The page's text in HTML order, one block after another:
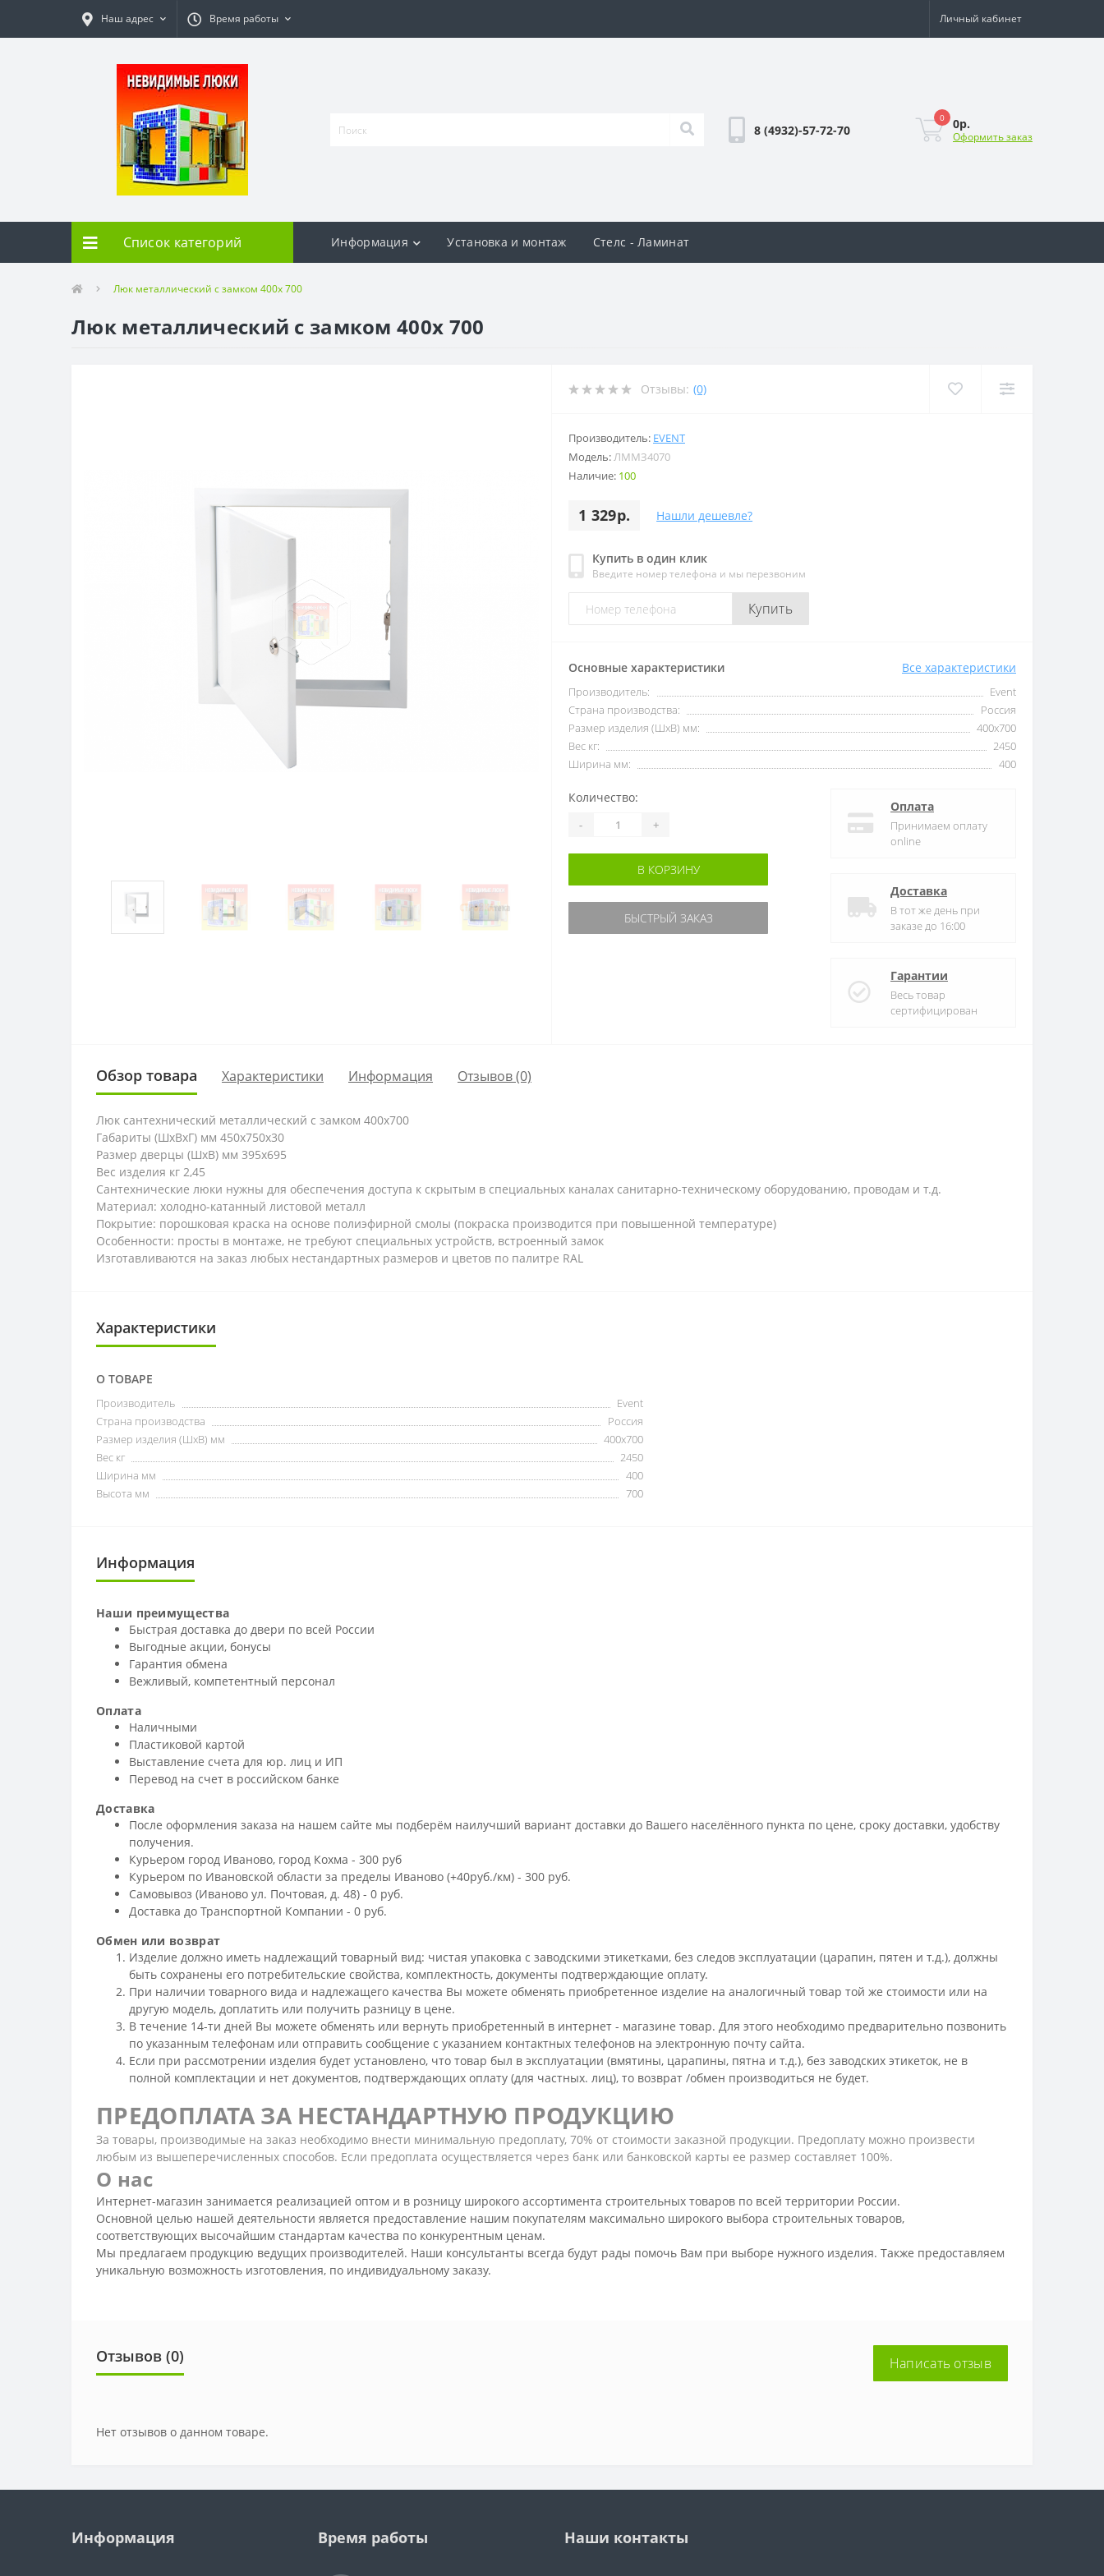
Наш адрес Время работы Личный кабинет
8 (4932)-57-72-70
0 0р.
Оформить заказ
Список категорий Информация Установка и монтаж Стелс - Ламинат
Люк металлический с замком 400х 700
Люк металлический с замком 400х 700
Отзывы: (0)
Производитель: EVENT
Модель:ЛММЗ4070
Наличие: 100
1 329р. Нашли дешевле?
Купить в один клик
Введите номер телефона и мы перезвоним
Купить
Основные характеристики Все характеристики
Производитель:
Event
Страна производства:
Россия
Размер изделия (ШхВ) мм:
400х700
Вес кг:
2450
Ширина мм:
400
Количество:
- +
В КОРЗИНУ
БЫСТРЫЙ ЗАКАЗ
Оплата
Принимаем оплату
online
Доставка
В тот же день при
заказе до 16:00
Гарантии
Весь товар
сертифицирован
Обзор товара Характеристики Информация Отзывов (0)
Люк сантехнический металлический с замком 400х700
Габариты (ШхВхГ) мм 450х750х30
Размер дверцы (ШхВ) мм 395х695
Вес изделия кг 2,45
Сантехнические люки нужны для обеспечения доступа к скрытым в специальных каналах санитарно-техническому оборудованию, проводам и т.д.
Материал: холодно-катанный листовой металл
Покрытие: порошковая краска на основе полиэфирной смолы (покраска производится при повышенной температуре)
Особенности: просты в монтаже, не требуют специальных устройств, встроенный замок
Изготавливаются на заказ любых нестандартных размеров и цветов по палитре RAL
Характеристики
О ТОВАРЕ
Производитель
Event
Страна производства
Россия
Размер изделия (ШхВ) мм
400х700
Вес кг
2450
Ширина мм
400
Высота мм
700
Информация
Наши преимущества
Быстрая доставка до двери по всей России
Выгодные акции, бонусы
Гарантия обмена
Вежливый, компетентный персонал
Оплата
Наличными
Пластиковой картой
Выставление счета для юр. лиц и ИП
Перевод на счет в российском банке
Доставка
После оформления заказа на нашем сайте мы подберём наилучший вариант доставки до Вашего населённого пункта по цене, сроку доставки, удобству
получения.
Курьером город Иваново, город Кохма - 300 руб
Курьером по Ивановской области за пределы Иваново (+40руб./км) - 300 руб.
Самовывоз (Иваново ул. Почтовая, д. 48) - 0 руб.
Доставка до Транспортной Компании - 0 руб.
Обмен или возврат
Изделие должно иметь надлежащий товарный вид: чистая упаковка с заводскими этикетками, без следов эксплуатации (царапин, пятен и т.д.), должны
быть сохранены его потребительские свойства, комплектность, документы подтверждающие оплату.
При наличии товарного вида и надлежащего качества Вы можете обменять приобретенное изделие на аналогичный товар той же стоимости или на
другую модель, доплатить или получить разницу в цене.
В течение 14-ти дней Вы можете обменять или вернуть приобретенный в интернет - магазине товар. Для этого необходимо предварительно позвонить
по указанным телефонам или отправить сообщение с указанием контактных телефонов на электронную почту сайта.
Если при рассмотрении изделия будет установлено, что товар был в эксплуатации (вмятины, царапины, пятна и т.д.), без заводских этикеток, не в
полной комплектации и нет документов, подтверждающих оплату (для частных. лиц), то возврат /обмен производиться не будет.
ПРЕДОПЛАТА ЗА НЕСТАНДАРТНУЮ ПРОДУКЦИЮ
За товары, производимые на заказ необходимо внести минимальную предоплату, 70% от стоимости заказной продукции. Предоплату можно произвести
любым из вышеперечисленных способов. Если предоплата осуществляется через банк или банковской карты ее размер составляет 100%.
О нас
Интернет-магазин занимается реализацией оптом и в розницу широкого ассортимента строительных товаров по всей территории России.
Основной целью нашей деятельности является предоставление нашим покупателям максимально широкого выбора строительных товаров,
соответствующих высочайшим стандартам качества по конкурентным ценам.
Мы предлагаем продукцию ведущих производителей. Наши консультанты всегда будут рады помочь Вам при выборе нужного изделия. Также предоставляем
уникальную возможность изготовления, по индивидуальному заказу.
Отзывов (0) Написать отзыв
Нет отзывов о данном товаре.
Информация Время работы Наши контакты